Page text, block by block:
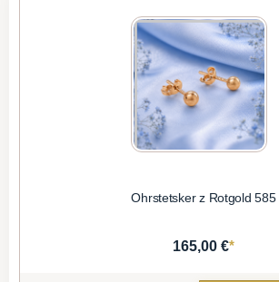
Ohrstetsker z Rotgold 585
165,00 €*